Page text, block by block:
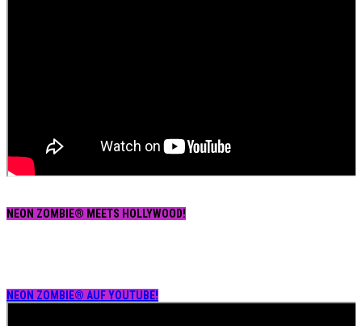
NEON ZOMBIE® MEETS HOLLYWOOD!
NEON ZOMBIE® AUF YOUTUBE!